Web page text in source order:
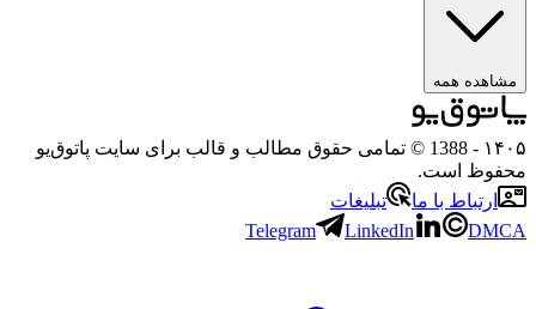
مشاهده همه
۱۴۰۵
- 1388 © تمامی حقوق مطالب و قالب برای سایت پاتوق‌یو
محفوظ است.
ارتباط با ما
تبلیغات
Telegram
LinkedIn DMCA